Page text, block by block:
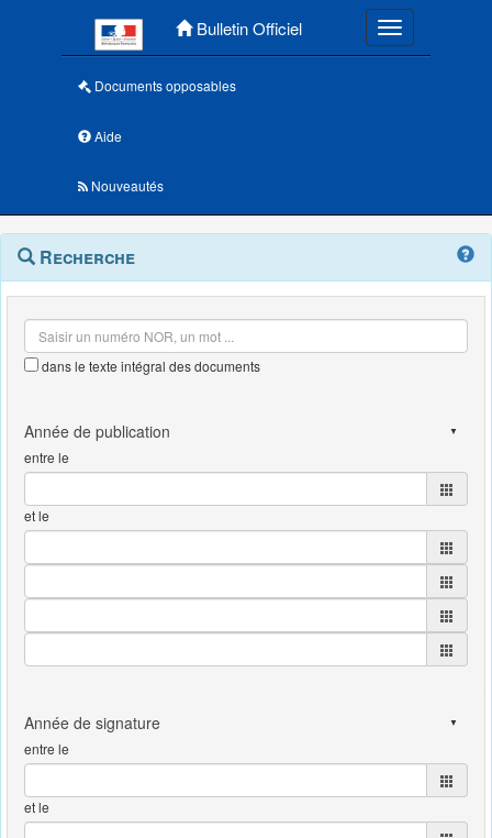
Bulletin Officiel Toggle
Documents opposables
Aide
Nouveautés
Navigation
outils
Menu
contextuel
Recherche
dans le texte intégral des documents
entre le
et le
entre le
et le